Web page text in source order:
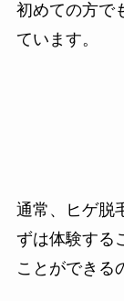
初めての方で
ています。
通常、ヒゲ脱
ずは体験する
ことができる